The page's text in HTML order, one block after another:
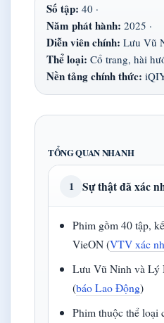
Số tập: 40 ·
Năm phát hành: 2025 ·
Diễn viên chính: Lưu Vũ
Thể loại: Cổ trang, hài
Nền tảng chính thức:
TỔNG QUAN NHANH
1 Sự thật đã xác
Phim gồm 40 tập,
VieON (VTV xác
Lưu Vũ Ninh và Lý
(báo Lao Động)
Phim thuộc thể loại